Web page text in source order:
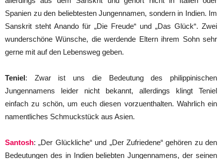
Spanien zu den beliebtesten Jungennamen, sondern in Indien. Im
Sanskrit steht Anando für „Die Freude“ und „Das Glück“. Zwei
wunderschöne Wünsche, die werdende Eltern ihrem Sohn sehr
gerne mit auf den Lebensweg geben.
Teniel: Zwar ist uns die Bedeutung des philippinischen
Jungennamens leider nicht bekannt, allerdings klingt Teniel
einfach zu schön, um euch diesen vorzuenthalten. Wahrlich ein
namentliches Schmuckstück aus Asien.
Santosh: „Der Glückliche“ und „Der Zufriedene“ gehören zu den
Bedeutungen des in Indien beliebten Jungennamens, der seinen